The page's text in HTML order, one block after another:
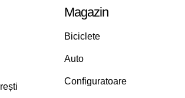
Magazin
Biciclete
Auto
Configuratoare